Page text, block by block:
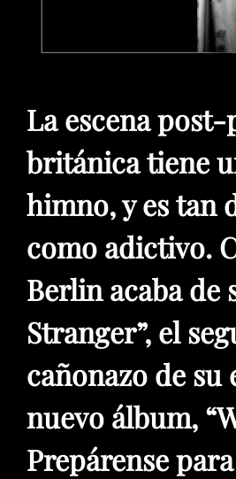
La escena
británica tiene
himno, y es tan
como adictivo.
Berlin acaba de
Stranger”, el
cañonazo de su
nuevo álbum,
Prepárense